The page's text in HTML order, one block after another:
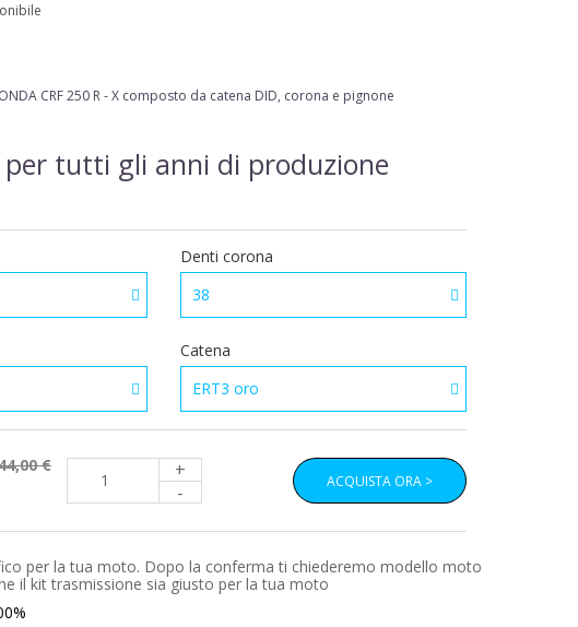
CRF 250 R - X composto da catena DID, corona e pignone
per tutti gli anni di produzione
Denti corona
38
Catena
ERT3 oro
€
+
-
ACQUISTA ORA >
per la tua moto. Dopo la conferma ti chiederemo modello moto
il kit trasmissione sia giusto per la tua moto